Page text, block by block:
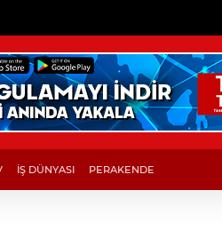
İŞ DÜNYASI PERAKENDE